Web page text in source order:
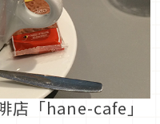
店「hane-cafe」